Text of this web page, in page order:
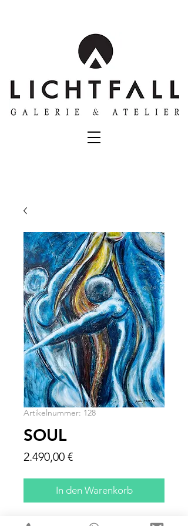
Artikelnummer: 128
SOUL
2.490,00 €Preis
In den Warenkorb
100 X 80 X 4 CM